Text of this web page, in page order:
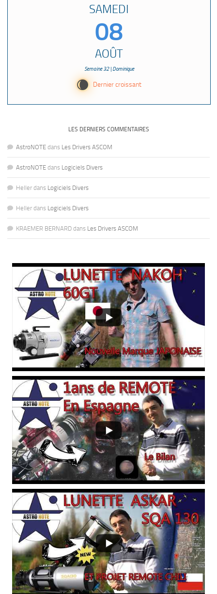
SAMEDI
08
AOÛT
Semaine 32 | Dominique
W Dernier croissant
LES DERNIERS COMMENTAIRES
AstroNOTE dans Les Drivers ASCOM
AstroNOTE dans Logiciels Divers
Heller dans Logiciels Divers
Heller dans Logiciels Divers
KRAEMER BERNARD dans Les Drivers ASCOM